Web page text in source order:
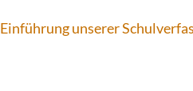
Einführung unserer